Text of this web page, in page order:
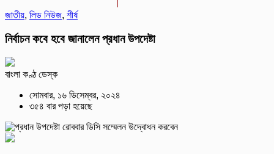
জাতীয়, লিড নিউজ, শীর্ষ
নির্বাচন কবে হবে জানালেন প্রধান উপদেষ্টা
বাংলা কণ্ঠ ডেস্ক
সোমবার, ১৬ ডিসেম্বর, ২০২৪
৩৫৪ বার পড়া হয়েছে